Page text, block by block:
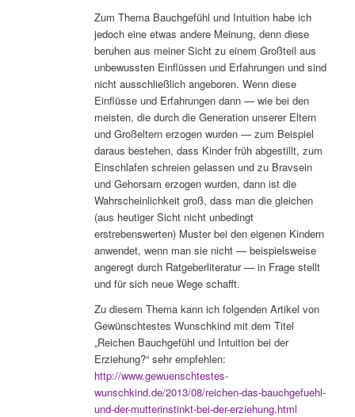
Zum Thema Bauchgefühl und Intuition habe ich
jedoch eine etwas andere Meinung, denn diese
beruhen aus meiner Sicht zu einem Großteil aus
unbewussten Einflüssen und Erfahrungen und sind
nicht ausschließlich angeboren. Wenn diese
Einflüsse und Erfahrungen dann — wie bei den
meisten, die durch die Generation unserer Eltern
und Großeltern erzogen wurden — zum Beispiel
daraus bestehen, dass Kinder früh abgestillt, zum
Einschlafen schreien gelassen und zu Bravsein
und Gehorsam erzogen wurden, dann ist die
Wahrscheinlichkeit groß, dass man die gleichen
(aus heutiger Sicht nicht unbedingt
erstrebenswerten) Muster bei den eigenen Kindern
anwendet, wenn man sie nicht — beispielsweise
angeregt durch Ratgeberliteratur — in Frage stellt
und für sich neue Wege schafft.
Zu diesem Thema kann ich folgenden Artikel von
Gewünschtestes Wunschkind mit dem Titel
„Reichen Bauchgefühl und Intuition bei der
Erziehung?“ sehr empfehlen:
http://www.gewuenschtestes-
wunschkind.de/2013/08/reichen-das-bauchgefuehl-
und-der-mutterinstinkt-bei-der-erziehung.html